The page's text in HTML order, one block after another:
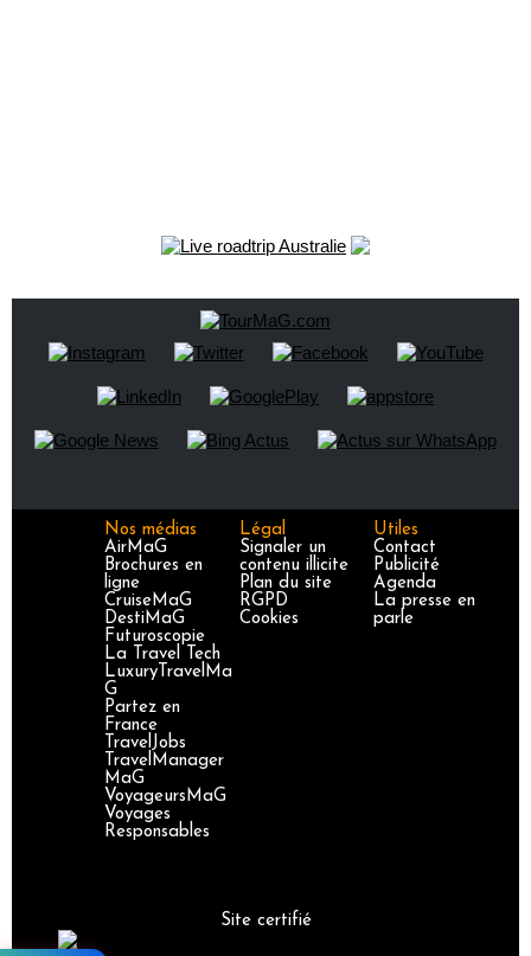
Nos médias
AirMaG
Brochures en
ligne
CruiseMaG
DestiMaG
Futuroscopie
La Travel Tech
LuxuryTravelMa
G
Partez en
France
TravelJobs
TravelManager
MaG
VoyageursMaG
Voyages
Responsables
Légal
Signaler un
contenu illicite
Plan du site
RGPD
Cookies
Utiles
Contact
Publicité
Agenda
La presse en
parle
Site certifié